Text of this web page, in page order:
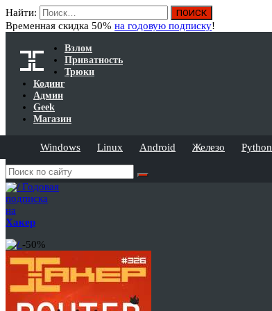
Найти:
Временная скидка 50% на годовую подписку!
Взлом
Приватность
Трюки
Кодинг
Админ
Geek
Магазин
Windows Linux Android Железо Python
Годовая
подписка
на
Хакер
-50%